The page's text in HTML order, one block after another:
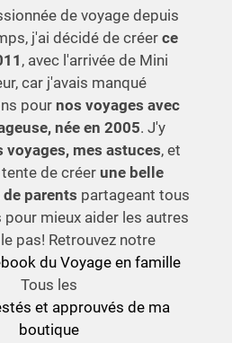
de voyage depuis
j'ai décidé de créer ce
, avec l'arrivée de Mini
car j'avais manqué
pour nos voyages avec
née en 2005. J'y
voyages, mes astuces, et
de créer une belle
parents partageant tous
pour mieux aider les autres
pas! Retrouvez notre
du Voyage en famille
Tous les
et approuvés de ma
boutique